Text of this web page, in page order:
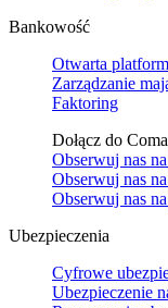
Bankowość
Otwarta
Zarządzanie
Faktoring
Dołącz do
Obserwuj nas na
Obserwuj nas na
Obserwuj nas na
Ubezpieczenia
Cyfrowe
Ubezpieczenie